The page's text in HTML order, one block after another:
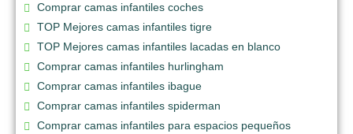
Comprar camas infantiles coches
TOP Mejores camas infantiles tigre
TOP Mejores camas infantiles lacadas en blanco
Comprar camas infantiles hurlingham
Comprar camas infantiles ibague
Comprar camas infantiles spiderman
Comprar camas infantiles para espacios pequeños